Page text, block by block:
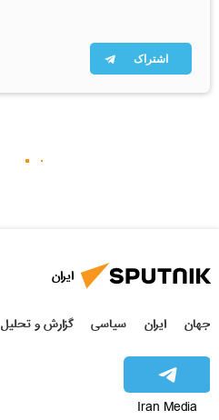
اشتراک
ایران
جهان ایران سیاسی گزارش و تحلیل
Iran Media